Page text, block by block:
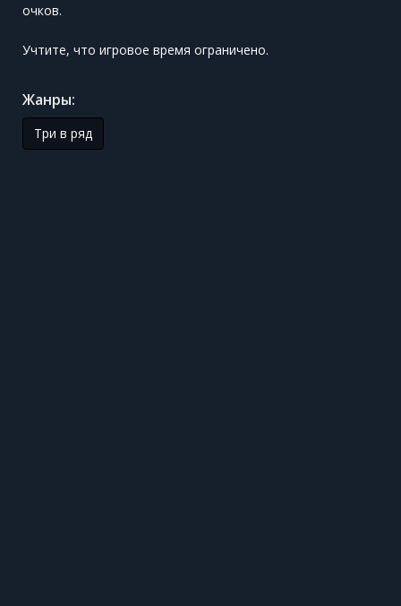
очков.
Учтите, что игровое время ограничено.
Жанры:
Три в ряд